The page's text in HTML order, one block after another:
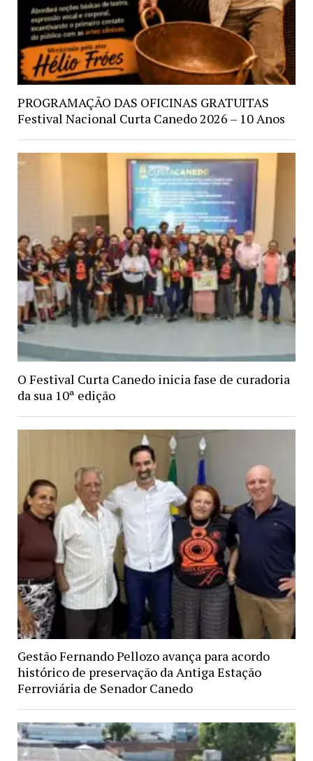
PROGRAMAÇÃO DAS OFICINAS GRATUITAS
Festival Nacional Curta Canedo 2026 – 10 Anos
O Festival Curta Canedo inicia fase de curadoria
da sua 10ª edição
Gestão Fernando Pellozo avança para acordo
histórico de preservação da Antiga Estação
Ferroviária de Senador Canedo